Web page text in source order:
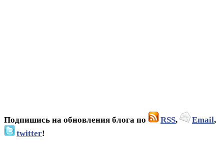
Подпишись на обновления блога по RSS, Email,
twitter!